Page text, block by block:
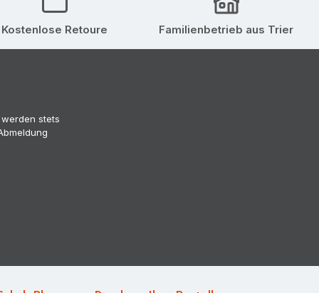
Kostenlose Retoure Familienbetrieb aus Trier
stets